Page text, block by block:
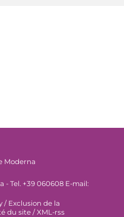
Moderna
- Tel. +39 060608 E-mail:
/ Exclusion de la
du site / XML-rss